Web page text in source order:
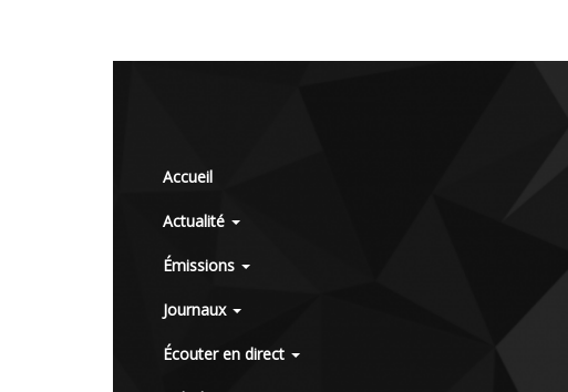
Accueil
Actualité
Émissions
Journaux
Écouter en direct